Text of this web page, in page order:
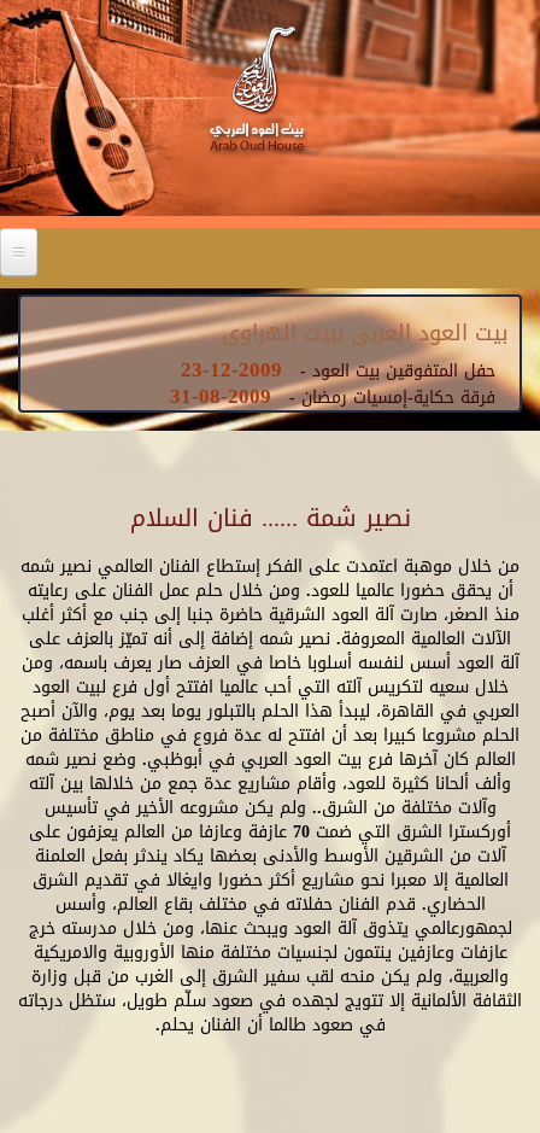
بيت العود العربى ببيت الهراوى
حفل المتفوقين بيت العود - 2009-12-23
فرقة حكاية-إمسيات رمضان - 2009-08-31
نصير شمة ...... فنان السلام
من خلال موهبة اعتمدت على الفكر إستطاع الفنان العالمي نصير شمه
أن يحقق حضورا عالميا للعود. ومن خلال حلم عمل الفنان على رعايته
منذ الصغر، صارت آلة العود الشرقية حاضرة جنبا إلى جنب مع أكثر أغلب
الآلات العالمية المعروفة. نصير شمه إضافة إلى أنه تميّز بالعزف على
آلة العود أسس لنفسه أسلوبا خاصا في العزف صار يعرف باسمه، ومن
خلال سعيه لتكريس آلته التي أحب عالميا افتتح أول فرع لبيت العود
العربي في القاهرة، ليبدأ هذا الحلم بالتبلور يوما بعد يوم، والآن أصبح
الحلم مشروعا كبيرا بعد أن افتتح له عدة فروع في مناطق مختلفة من
العالم كان آخرها فرع بيت العود العربي في أبوظبي. وضع نصير شمه
وألف ألحانا كثيرة للعود، وأقام مشاريع عدة جمع من خلالها بين آلته
وآلات مختلفة من الشرق.. ولم يكن مشروعه الأخير في تأسيس
أوركسترا الشرق التي ضمت 70 عازفة وعازفا من العالم يعزفون على
آلات من الشرقين الأوسط والأدنى بعضها يكاد يندثر بفعل العلمنة
العالمية إلا معبرا نحو مشاريع أكثر حضورا وايغالا في تقديم الشرق
الحضاري. قدم الفنان حفلاته في مختلف بقاع العالم، وأسس
لجمهورعالمي يتذوق آلة العود ويبحث عنها، ومن خلال مدرسته خرج
عازفات وعازفين ينتمون لجنسيات مختلفة منها الأوروبية والامريكية
والعربية، ولم يكن منحه لقب سفير الشرق إلى الغرب من قبل وزارة
الثقافة الألمانية إلا تتويج لجهده في صعود سلّم طويل، ستظل درجاته
في صعود طالما أن الفنان يحلم.